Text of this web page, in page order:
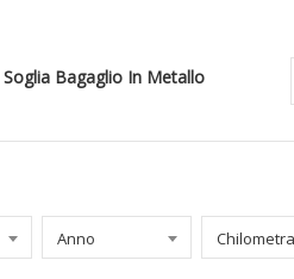
Bagaglio In Metallo
Anno